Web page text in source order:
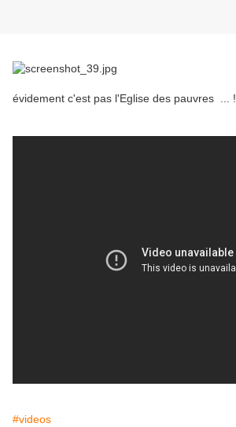
évidement c'est pas l'Eglise des pauvres ... !
#videos